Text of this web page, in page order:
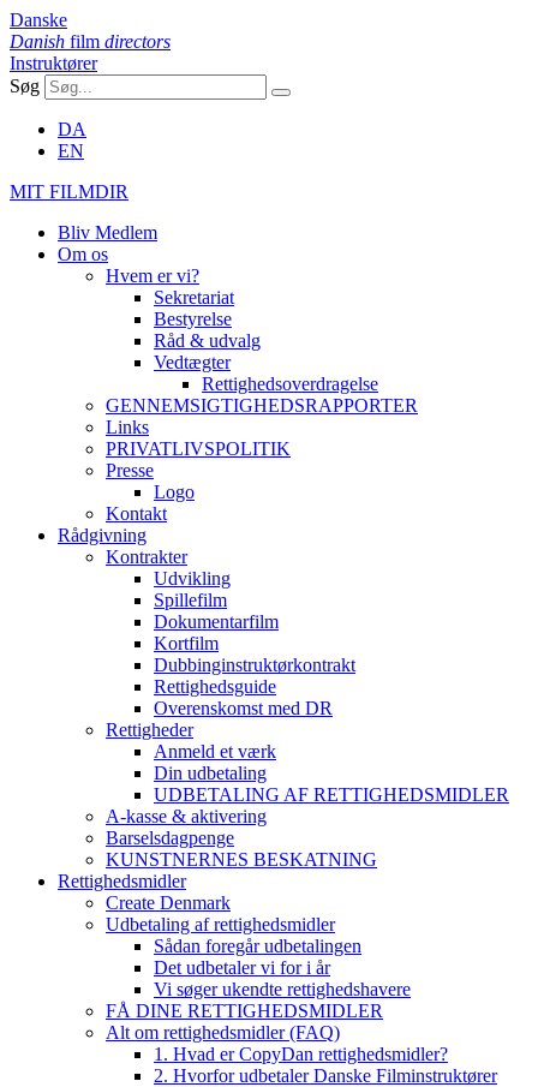
Danske
Danish film directors
Instruktører
Søg
DA
EN
MIT FILMDIR
Bliv Medlem
Om os
Hvem er vi?
Sekretariat
Bestyrelse
Råd & udvalg
Vedtægter
Rettighedsoverdragelse
GENNEMSIGTIGHEDSRAPPORTER
Links
PRIVATLIVSPOLITIK
Presse
Logo
Kontakt
Rådgivning
Kontrakter
Udvikling
Spillefilm
Dokumentarfilm
Kortfilm
Dubbinginstruktørkontrakt
Rettighedsguide
Overenskomst med DR
Rettigheder
Anmeld et værk
Din udbetaling
UDBETALING AF RETTIGHEDSMIDLER
A-kasse & aktivering
Barselsdagpenge
KUNSTNERNES BESKATNING
Rettighedsmidler
Create Denmark
Udbetaling af rettighedsmidler
Sådan foregår udbetalingen
Det udbetaler vi for i år
Vi søger ukendte rettighedshavere
FÅ DINE RETTIGHEDSMIDLER
Alt om rettighedsmidler (FAQ)
1. Hvad er CopyDan rettighedsmidler?
2. Hvorfor udbetaler Danske Filminstruktører